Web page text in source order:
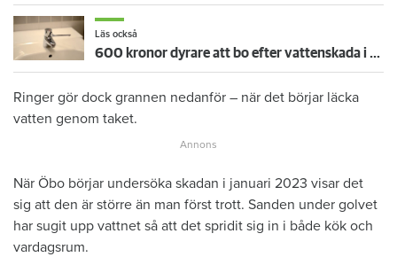
Läs också
600 kronor dyrare att bo efter vattenskada i Varberg
Ringer gör dock grannen nedanför – när det börjar läcka
vatten genom taket.
När Öbo börjar undersöka skadan i januari 2023 visar det
sig att den är större än man först trott. Sanden under golvet
har sugit upp vattnet så att det spridit sig in i både kök och
vardagsrum.